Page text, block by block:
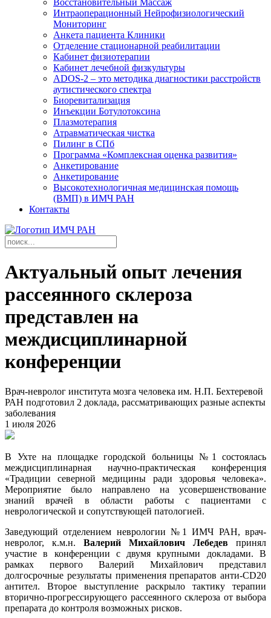
Восстановительный Массаж
Интраоперационный Нейрофизиологический
Мониторинг
Анкета пациента Клиники
Отделение стационарной реабилитации
Кабинет физиотерапии
Кабинет лечебной физкультуры
ADOS-2 – это методика диагностики расстройств
аутистического спектра
Биоревитализация
Инъекции Ботулотоксина
Плазмотерапия
Атравматическая чистка
Пилинг в СПб
Программа «Комплексная оценка развития»
Анкетирование
Анкетирование
Высокотехнологичная медицинская помощь
(ВМП) в ИМЧ РАН
Контакты
Актуальный опыт лечения
рассеянного склероза
представлен на
междисциплинарной
конференции
Врач-невролог института мозга человека им. Н.П. Бехтеревой
РАН подготовил 2 доклада, рассматривающих разные аспекты
заболевания
1 июля 2026
В Ухте на площадке городской больницы №1 состоялась
междисциплинарная научно-практическая конференция
«Традиции северной медицины ради здоровья человека».
Мероприятие было направлено на усовершенствование
знаний врачей в области работы с пациентами с
неврологической и сопутствующей патологией.
Заведующий отделением неврологии №1 ИМЧ РАН, врач-
невролог, к.м.н. Валерий Михайлович Лебедев принял
участие в конференции с двумя крупными докладами. В
рамках первого Валерий Михайлович
представил
долгосрочные результаты применения препаратов анти-CD20
антител. Второе выступление раскрыло тактику терапии
вторично-прогрессирующего рассеянного склероза от выбора
препарата до контроля возможных рисков.